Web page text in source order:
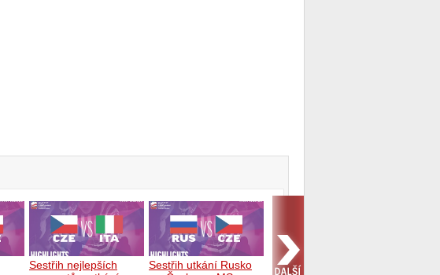
Sestřih nejlepších
Sestřih utkání Rusko